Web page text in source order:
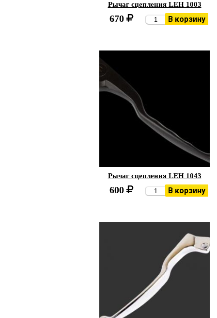
Рычаг сцепления LEH 1003
670 В корзину
Рычаг сцепления LEH 1043
600 В корзину